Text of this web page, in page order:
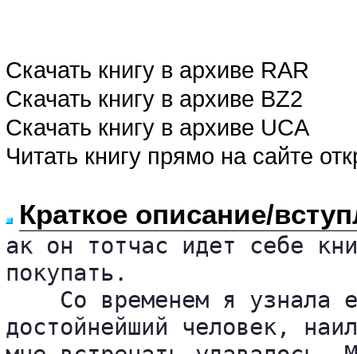
Скачать книгу в архиве RAR
Скачать книгу в архиве BZ2
Скачать книгу в архиве UCA
Читать книгу прямо на сайте
Краткое описание/
ак он тотчас идет себе
покупать.
Со временем я узнала
достойнейший человек,